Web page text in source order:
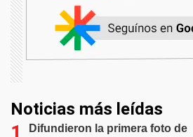
Noticias más leídas
Difundieron la primera foto de